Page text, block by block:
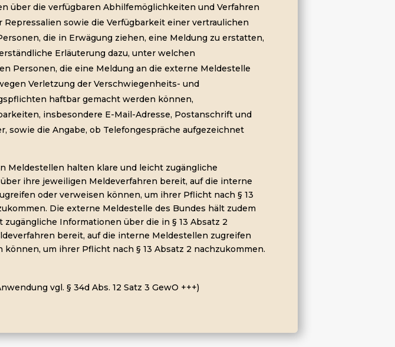
über die verfügbaren Abhilfemöglichkeiten und Verfahren
Repressalien sowie die Verfügbarkeit einer vertraulichen
die in Erwägung ziehen, eine Meldung zu erstatten,
Erläuterung dazu, unter welchen
Personen, die eine Meldung an die externe Meldestelle
Verletzung der Verschwiegenheits- und
haftbar gemacht werden können,
insbesondere E-Mail-Adresse, Postanschrift und
sowie die Angabe, ob Telefongespräche aufgezeichnet
Meldestellen halten klare und leicht zugängliche
ihre jeweiligen Meldeverfahren bereit, auf die interne
oder verweisen können, um ihrer Pflicht nach § 13
Die externe Meldestelle des Bundes hält zudem
zugängliche Informationen über die in § 13 Absatz 2
bereit, auf die interne Meldestellen zugreifen
können, um ihrer Pflicht nach § 13 Absatz 2 nachzukommen.
vgl. § 34d Abs. 12 Satz 3 GewO +++)